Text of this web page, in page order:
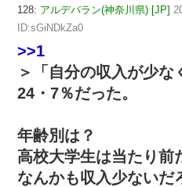
128: アルデバラン(神奈川県) [JP]
ID:sGiNDkZa0
>>1
＞「自分の収入が少な
24・7％だった。
年齢別は？
高校大学生は当たり前
なんかも収入少ないだ